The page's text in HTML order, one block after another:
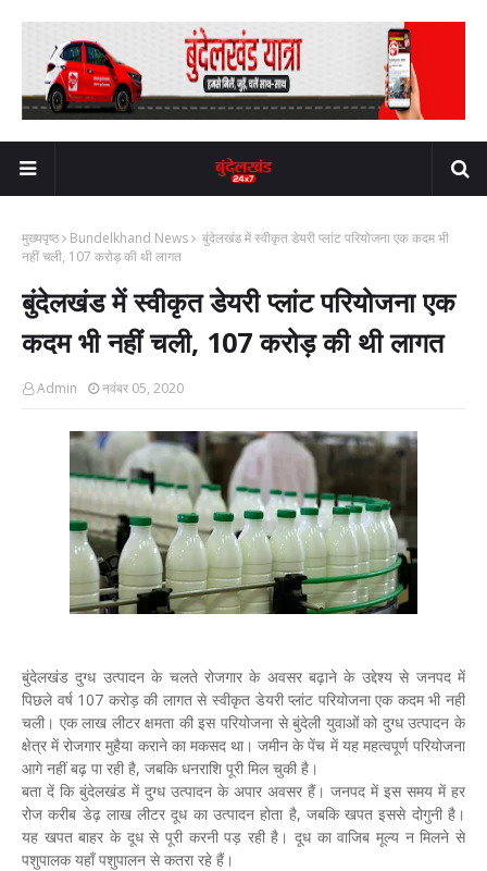
मुख्यपृष्ठ Bundelkhand News
बुंदेलखंड में स्वीकृत डेयरी प्लांट परियोजना एक कदम भी
नहीं चली, 107 करोड़ की थी लागत
बुंदेलखंड में स्वीकृत डेयरी प्लांट परियोजना एक
कदम भी नहीं चली, 107 करोड़ की थी लागत
Admin नवंबर 05, 2020
बुंदेलखंड दुग्ध उत्पादन के चलते रोजगार के अवसर बढ़ाने के उद्देश्य से जनपद में
पिछले वर्ष 107 करोड़ की लागत से स्वीकृत डेयरी प्लांट परियोजना एक कदम भी नहीं
चली। एक लाख लीटर क्षमता की इस परियोजना से बुंदेली युवाओं को दुग्ध उत्पादन के
क्षेत्र में रोजगार मुहैया कराने का मकसद था। जमीन के पेंच में यह महत्वपूर्ण परियोजना
आगे नहीं बढ़ पा रही है, जबकि धनराशि पूरी मिल चुकी है।
बता दें कि बुंदेलखंड में दुग्ध उत्पादन के अपार अवसर हैं। जनपद में इस समय में हर
रोज करीब डेढ़ लाख लीटर दूध का उत्पादन होता है, जबकि खपत इससे दोगुनी है।
यह खपत बाहर के दूध से पूरी करनी पड़ रही है। दूध का वाजिब मूल्य न मिलने से
पशुपालक यहाँ पशुपालन से कतरा रहे हैं।